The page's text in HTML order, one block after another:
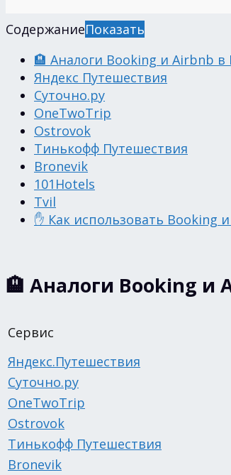
СодержаниеПоказать
🏨 Аналоги Booking и Airbnb в
Яндекс Путешествия
Суточно.ру
OneTwoTrip
Ostrovok
Тинькофф Путешествия
Bronevik
101Hotels
Tvil
✋ Как использовать Booking
🏨 Аналоги Booking и
Сервис
Яндекс.Путешествия
Суточно.ру
OneTwoTrip
Ostrovok
Тинькофф Путешествия
Bronevik